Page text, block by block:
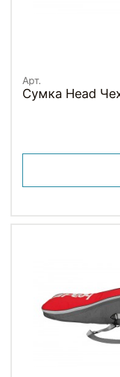
Арт.
Сумка Head